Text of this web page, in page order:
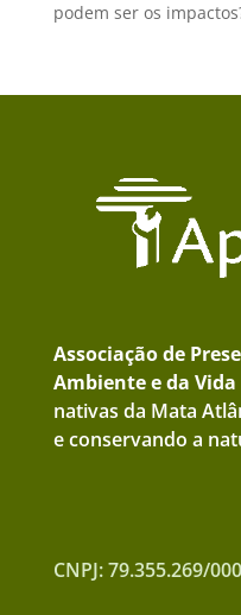
podem ser os
Associação de
Ambiente e da Vida
nativas da Mata
e conservando a
CNPJ: 79.355.269/